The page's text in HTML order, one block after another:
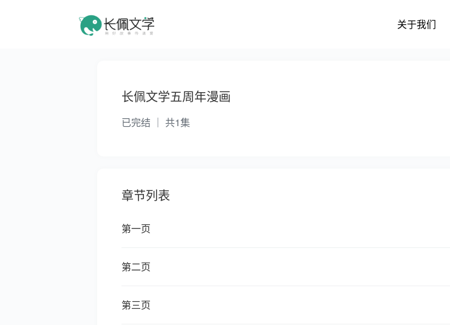
关于我们
长佩文学五周年漫画
已完结 ｜ 共1集
章节列表
第一页
第二页
第三页